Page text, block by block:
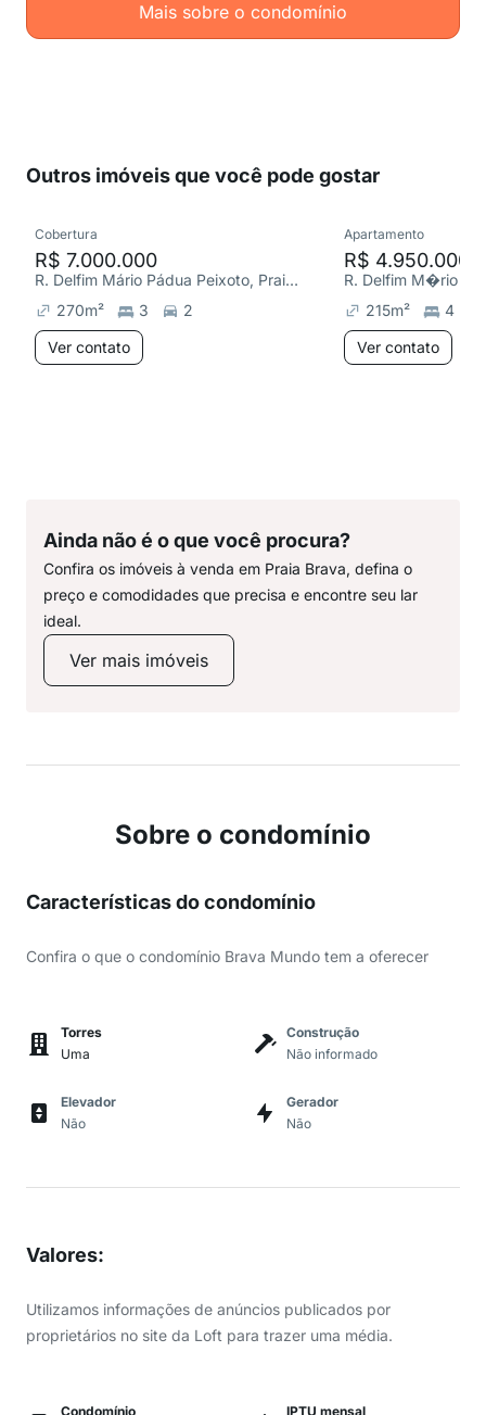
Mais sobre o condomínio
Outros imóveis que você pode gostar
Cobertura
R$ 7.000.000
R. Delfim Mário Pádua Peixoto, Praia Brava de Itajaí
270m² 3
2
Ver contato
Apartamento
R$ 4.950.000
215m²
4
Ver contato
Ainda não é o que você procura?
Confira os imóveis à venda em Praia Brava, defina o
preço e comodidades que precisa e encontre seu lar
ideal.
Ver mais imóveis
Sobre o condomínio
Características do condomínio
Confira o que o condomínio Brava Mundo tem a oferecer
Torres
Uma
Construção
Não informado
Elevador
Não
Gerador
Não
Valores:
Utilizamos informações de anúncios publicados por
proprietários no site da Loft para trazer uma média.
Condomínio
IPTU mensal